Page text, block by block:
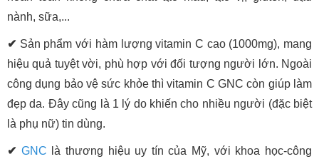
nành, sữa,...
✔ Sản phẩm với hàm lượng vitamin C cao (1000mg), mang
hiệu quả tuyệt vời, phù hợp với đối tượng người lớn. Ngoài
công dụng bảo vệ sức khỏe thì vitamin C GNC còn giúp làm
đẹp da. Đây cũng là 1 lý do khiến cho nhiều người (đặc biệt
là phụ nữ) tin dùng.
✔ GNC là thương hiệu uy tín của Mỹ, với khoa học-công